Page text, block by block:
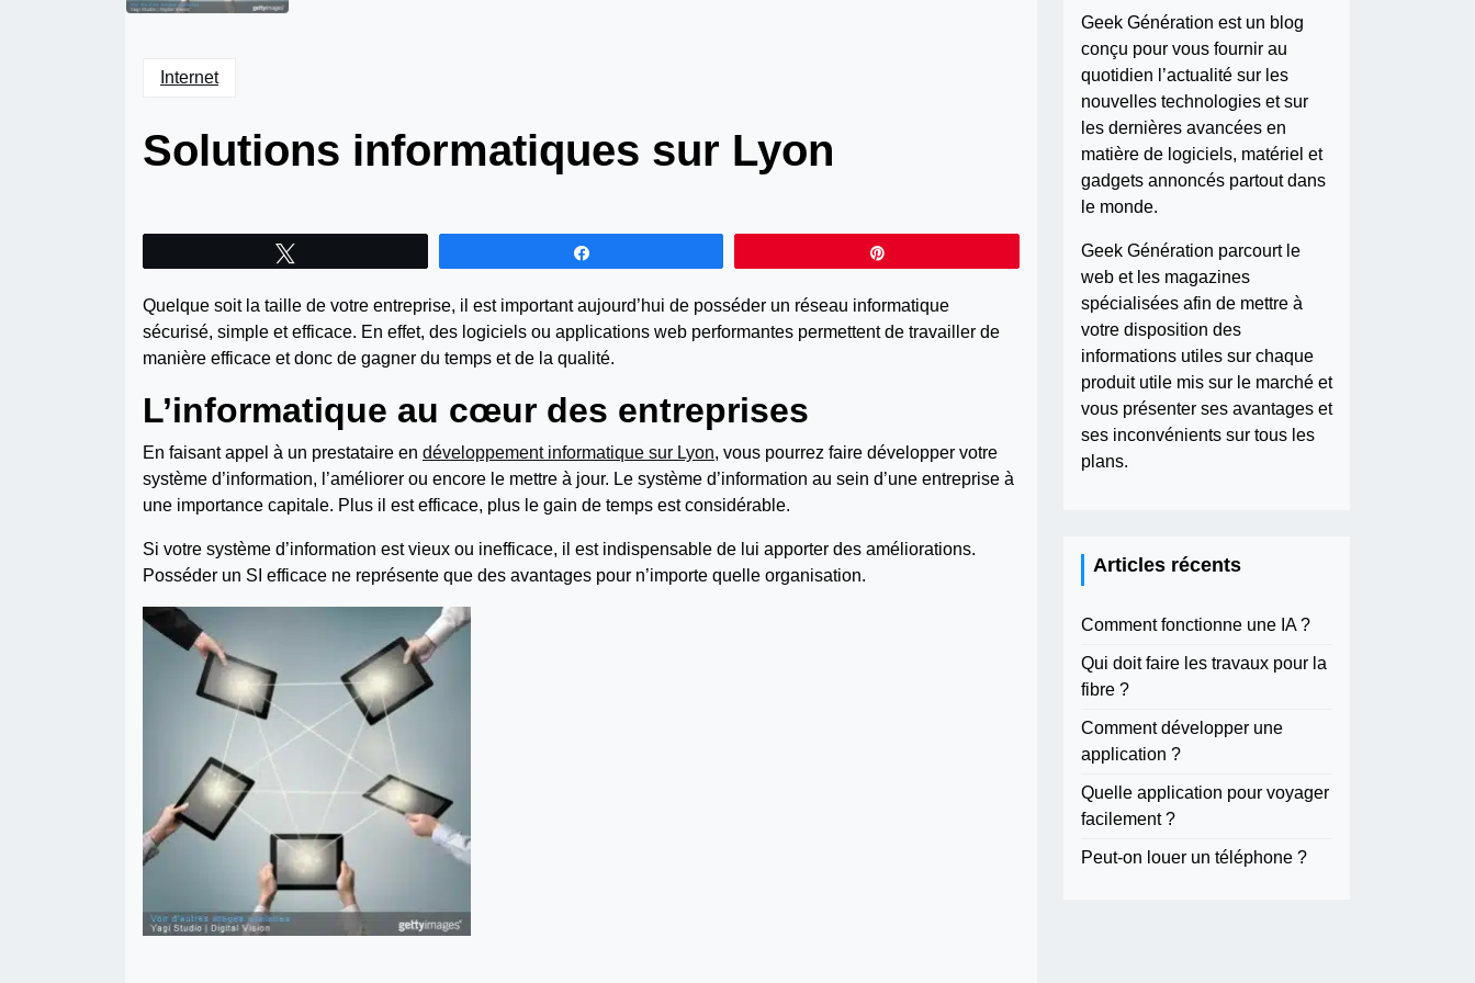
Internet
Solutions informatiques sur Lyon
Quelque soit la taille de votre entreprise, il est important aujourd’hui de posséder un réseau informatique
sécurisé, simple et efficace. En effet, des logiciels ou applications web performantes permettent de travailler de
manière efficace et donc de gagner du temps et de la qualité.
L’informatique au cœur des entreprises
En faisant appel à un prestataire en développement informatique sur Lyon, vous pourrez faire développer votre
système d’information, l’améliorer ou encore le mettre à jour. Le système d’information au sein d’une entreprise à
une importance capitale. Plus il est efficace, plus le gain de temps est considérable.
Si votre système d’information est vieux ou inefficace, il est indispensable de lui apporter des améliorations.
Posséder un SI efficace ne représente que des avantages pour n’importe quelle organisation.
Geek Génération est un blog
conçu pour vous fournir au
quotidien l’actualité sur les
nouvelles technologies et sur
les dernières avancées en
matière de logiciels, matériel et
gadgets annoncés partout dans
le monde.
Geek Génération parcourt le
web et les magazines
spécialisées afin de mettre à
votre disposition des
informations utiles sur chaque
produit utile mis sur le marché et
vous présenter ses avantages et
ses inconvénients sur tous les
plans.
Articles récents
Comment fonctionne une IA ?
Qui doit faire les travaux pour la
fibre ?
Comment développer une
application ?
Quelle application pour voyager
facilement ?
Peut-on louer un téléphone ?